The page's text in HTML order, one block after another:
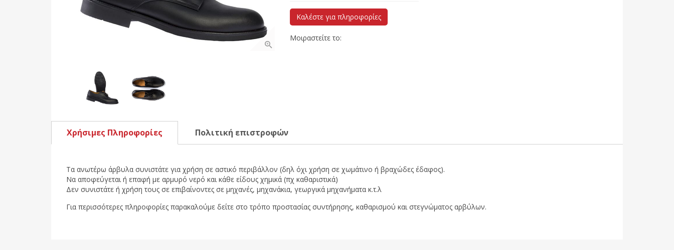
Καλέστε για πληροφορίες
Μοιραστείτε το:
Χρήσιμες Πληροφορίες Πολιτική επιστροφών
Τα ανωτέρω άρβυλα συνιστάτε για χρήση σε αστικό περιβάλλον (δηλ όχι χρήση σε χωμάτινο ή βραχώδες έδαφος).
Να αποφεύγεται ή επαφή με αρμυρό νερό και κάθε είδους χημικά (πχ καθαριστικά)
Δεν συνιστάτε ή χρήση τους σε επιβαίνοντες σε μηχανές, μηχανάκια, γεωργικά μηχανήματα κ.τ.λ
Για περισσότερες πληροφορίες παρακαλούμε δείτε στο τρόπο προστασίας συντήρησης, καθαρισμού και στεγνώματος αρβύλων.